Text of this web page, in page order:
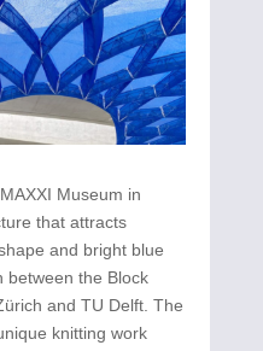
Museum in
that attracts
and bright blue
between the Block
and TU Delft. The
knitting work